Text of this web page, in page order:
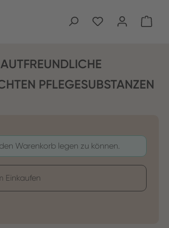
PFLEGESUBSTANZEN
Warenkorb legen zu können.
Einkaufen